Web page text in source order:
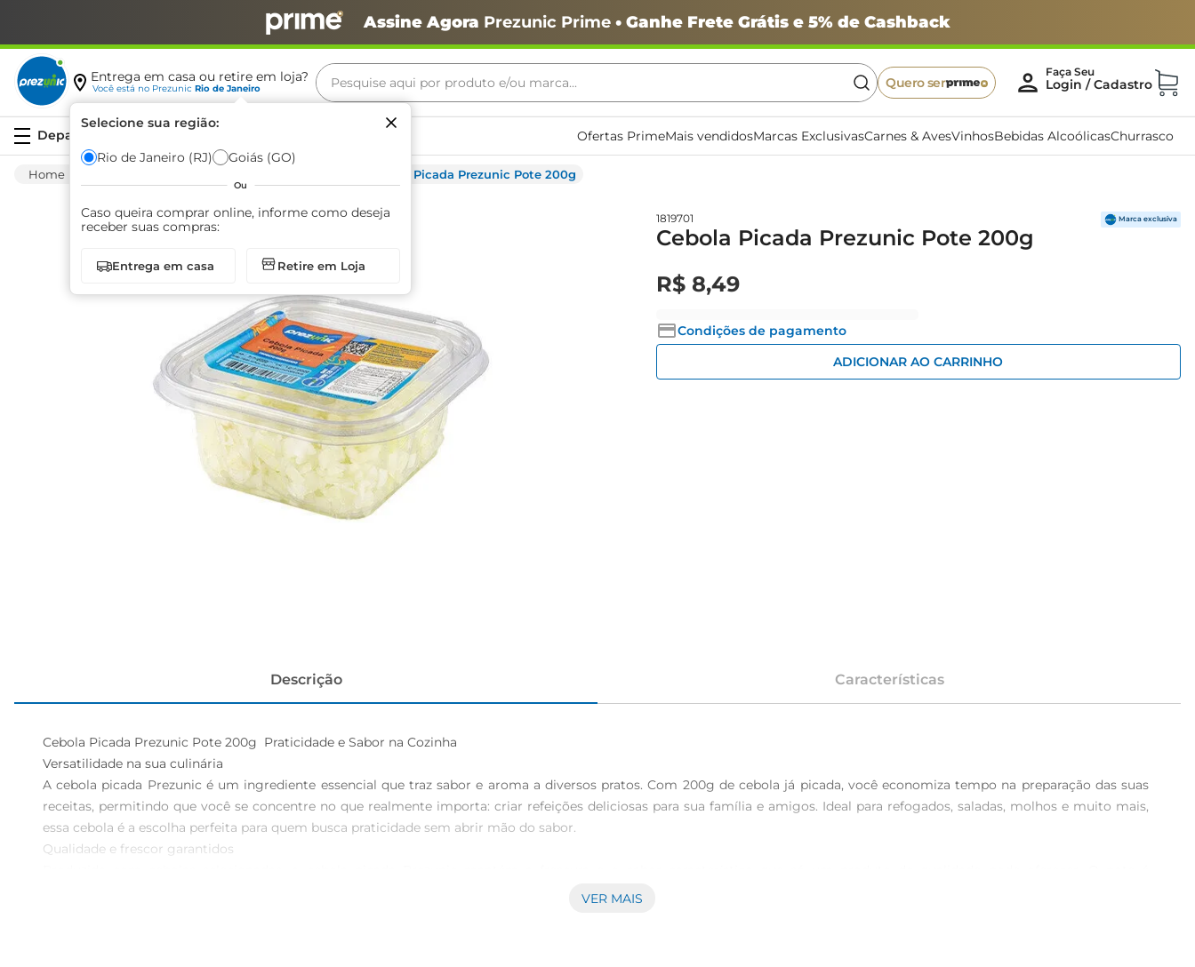
Assine Agora Prezunic Prime• Ganhe Frete Grátis e 5% de Cashback
Entrega em casa ou retire em loja?
Você está no Prezunic Rio de Janeiro
Selecione sua região:
Rio de Janeiro (RJ) Goiás (GO)
Ou
Caso queira comprar online, informe como deseja
receber suas compras:
Entrega em casa Retire em Loja
Pesquise aqui por produto e/ou marca...
Quero ser
Ofertas PrimeMais vendidosMarcas ExclusivasCarnes & AvesVinhosBebidas AlcoólicasChurrasco
Cebola Picada Prezunic Pote 200g
1819701
Cebola Picada Prezunic Pote 200g
R$ 8,49
Condições de pagamento
ADICIONAR AO CARRINHO
Descrição Características
Cebola Picada Prezunic Pote 200g  Praticidade e Sabor na Cozinha
Versatilidade na sua culinária
A cebola picada Prezunic é um ingrediente essencial que traz sabor e aroma a diversos pratos. Com 200g de cebola já picada, você economiza tempo na preparação das suas
receitas, permitindo que você se concentre no que realmente importa: criar refeições deliciosas para sua família e amigos. Ideal para refogados, saladas, molhos e muito mais,
essa cebola é a escolha perfeita para quem busca praticidade sem abrir mão do sabor.
Qualidade e frescor garantidos
hermeticamente fechado, garantindo que o produto permaneça fresco e pronto para uso sempre que você precisar. Assim, você pode ter a certeza de que está utilizando um
VER MAIS
Termos mais buscados
café
arroz
biscoito
azeite
iogurte
papel higiênico
cerveja